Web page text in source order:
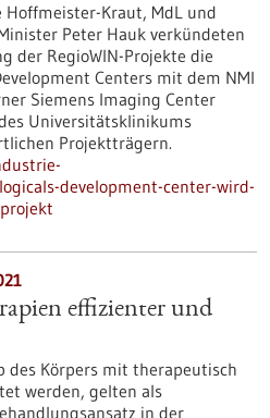
Hoffmeister-Kraut, MdL und
Peter Hauk verkündeten
der RegioWIN-Projekte die
Centers mit dem NMI
Siemens Imaging Center
Universitätsklinikums
Projektträgern.
development-center-wird-
effizienter und
des Körpers mit therapeutisch
werden, gelten als
in der